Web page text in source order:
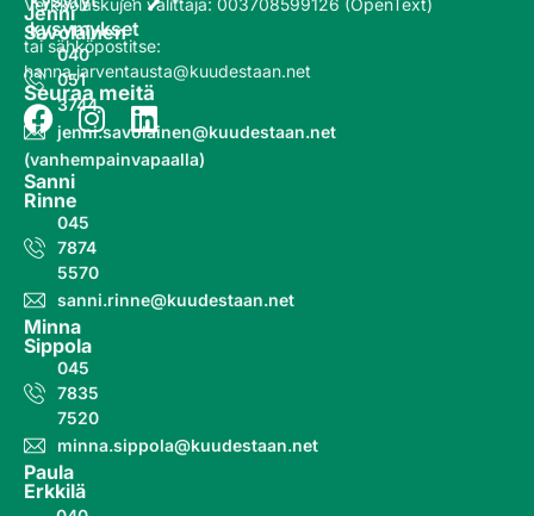
kysymykset
Jenni
Savolainen
040
051
3744
jenni.savolainen@kuudestaan.net
(vanhempainvapaalla)
Sanni
Rinne
045
7874
5570
sanni.rinne@kuudestaan.net
Minna
Sippola
045
7835
7520
minna.sippola@kuudestaan.net
Paula
Erkkilä
Verkkolaskujen välittäjä: 003708599126 (OpenText)
tai sähköpostitse:
hanna.jarventausta@kuudestaan.net
Seuraa meitä